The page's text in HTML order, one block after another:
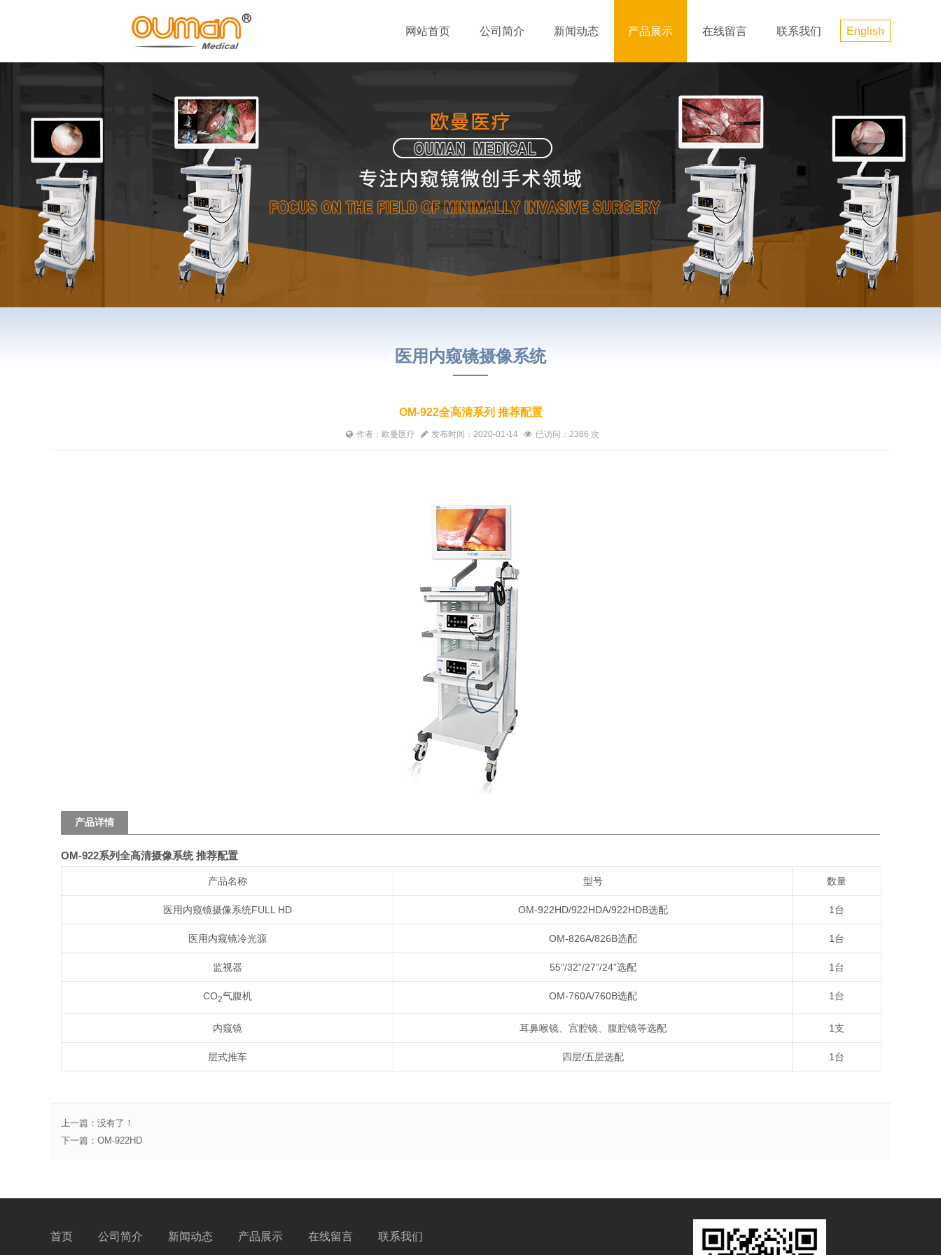
网站首页 公司简介 新闻动态 产品展示 在线留言 联系我们 English
医用内窥镜摄像系统
OM-922全高清系列 推荐配置
作者：欧曼医疗 发布时间：2020-01-14 已访问：2386 次
产品详情
OM-922系列全高清摄像系统 推荐配置
产品名称 型号 数量
医用内窥镜摄像系统FULL HD OM-922HD/922HDA/922HDB选配 1 台
医用内窥镜冷光源 OM-826A/826B选配 1 台
监视器 55”/32”/27”/24”选配 1 台
CO2气腹机 OM-760A/760B选配 1 台
内窥镜 耳鼻喉镜、宫腔镜、腹腔镜等选配 1支
层式推车 四层/五层选配 1 台
上一篇：没有了！
下一篇： OM-922HD
首页 公司简介 新闻动态 产品展示 在线留言 联系我们